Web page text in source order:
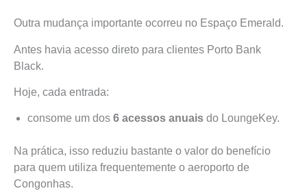
Outra mudança importante ocorreu no Espaço Emerald.
Antes havia acesso direto para clientes Porto Bank
Black.
Hoje, cada entrada:
consome um dos 6 acessos anuais do LoungeKey.
Na prática, isso reduziu bastante o valor do benefício
para quem utiliza frequentemente o aeroporto de
Congonhas.